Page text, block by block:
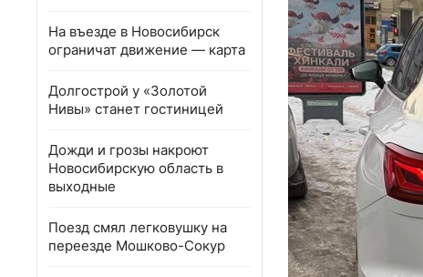
На въезде в Новосибирск
ограничат движение — карта
Долгострой у «Золотой
Нивы» станет гостиницей
Дожди и грозы накроют
Новосибирскую область в
выходные
Поезд смял легковушку на
переезде Мошково-Сокур